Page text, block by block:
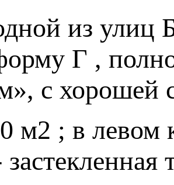
из улиц
Г ,
с хорошей
м2 ; в левом